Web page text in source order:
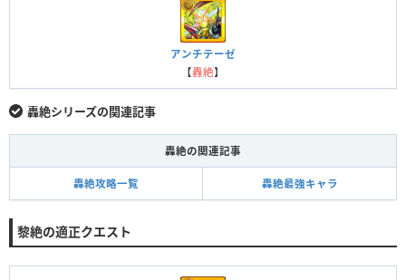
アンチテーゼ
【轟絶】
轟絶シリーズの関連記事
轟絶の関連記事
轟絶攻略一覧 轟絶最強キャラ
黎絶の適正クエスト